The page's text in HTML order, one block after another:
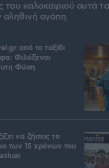
του καλοκαιριού αυτά
αληθινή αγάπη
από το ταξίδι
Φιλόξενοι
Φύση
να ζήσεις το
των 15 χρόνων του